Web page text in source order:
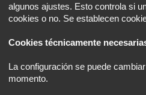
Desarrollado porphpBB® Forum
algunos ajustes. Esto controla si
cookies o no. Se establecen
Cookies técnicamente
La configuración se puede
momento.